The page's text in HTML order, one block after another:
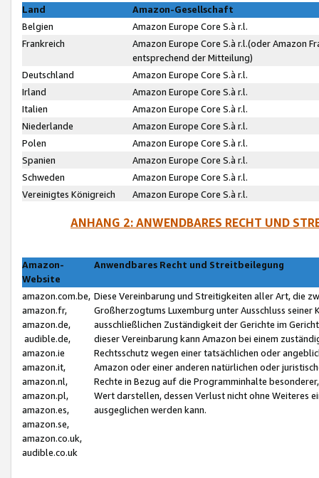
Land
Amazon-Gesellschaft
Belgien
Amazon Europe Core S.à r.l.
Frankreich
Amazon Europe Core S.à r.l.(oder Amazon
entsprechend der Mitteilung)
Deutschland
Amazon Europe Core S.à r.l.
Irland
Amazon Europe Core S.à r.l.
Italien
Amazon Europe Core S.à r.l.
Niederlande
Amazon Europe Core S.à r.l.
Polen
Amazon Europe Core S.à r.l.
Spanien
Amazon Europe Core S.à r.l.
Schweden
Amazon Europe Core S.à r.l.
Vereinigtes Königreich
Amazon Europe Core S.à r.l.
ANHANG 2: ANWENDBARES RECHT UND
Amazon-
Website
Anwendbares Recht und Streitbeilegung
amazon.com.be,
amazon.fr,
amazon.de,
audible.de,
amazon.ie
amazon.it,
amazon.nl,
amazon.pl,
amazon.es,
amazon.se,
amazon.co.uk,
audible.co.uk
Diese Vereinbarung und Streitigkeiten aller Art, die
Großherzogtums Luxemburg unter Ausschluss
ausschließlichen Zuständigkeit der Gerichte im
dieser Vereinbarung kann Amazon bei einem
Rechtsschutz wegen einer tatsächlichen oder
Amazon oder einer anderen natürlichen oder
Rechte in Bezug auf die Programminhalte
Wert darstellen, dessen Verlust nicht ohne Weiteres
ausgeglichen werden kann.